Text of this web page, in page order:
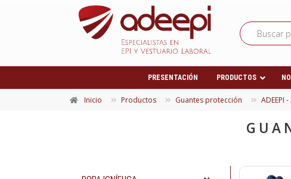
PRESENTACIÓN PRODUCTOS
Inicio Productos Guantes protección ADEEPI -